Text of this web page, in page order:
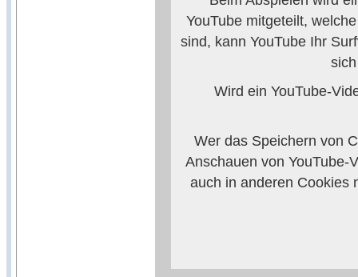
YouTube mitgeteilt,
sind, kann YouTube Ihr
Wird ein YouTube-
Wer das Speichern von
Anschauen von YouTube-
auch in anderen Cookies